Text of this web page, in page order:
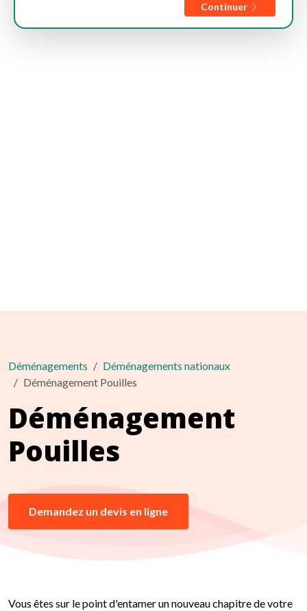
Continuer
Déménagements
Déménagements nationaux
Déménagement Pouilles
Déménagement
Pouilles
Demandez un devis en ligne
Vous êtes sur le point d'entamer un nouveau chapitre de votre